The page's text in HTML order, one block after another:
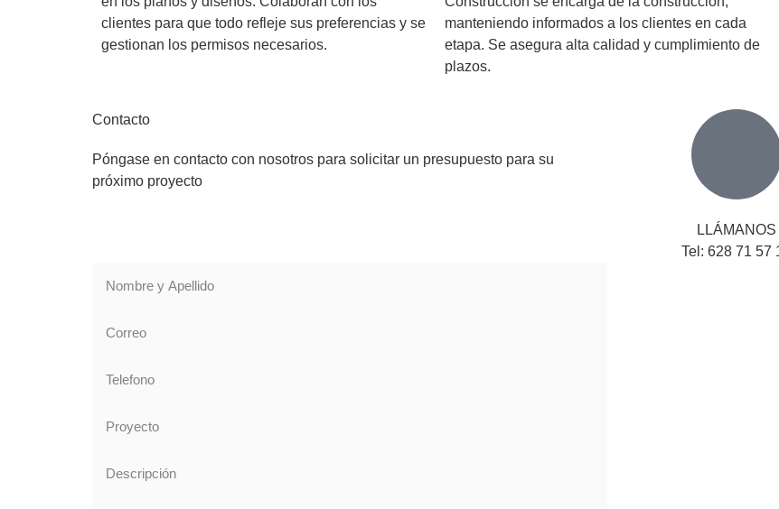
clientes para que todo refleje sus preferencias y se
gestionan los permisos necesarios.
manteniendo informados a los clientes en cada
etapa. Se asegura alta calidad y cumplimiento de
plazos.
Contacto
Póngase en contacto con nosotros para solicitar un presupuesto para su
próximo proyecto
LLÁMANOS
Tel: 628 71 57